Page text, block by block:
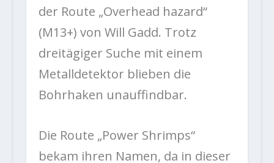
der Route „Overhead hazard“
(M13+) von Will Gadd. Trotz
dreitägiger Suche mit einem
Metalldetektor blieben die
Bohrhaken unauffindbar.
Die Route „Power Shrimps“
bekam ihren Namen, da in dieser